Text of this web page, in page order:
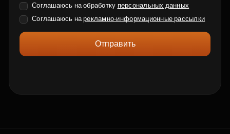
Соглашаюсь на обработку персональных данных
Соглашаюсь нарекламно-информационные рассылки
Отправить